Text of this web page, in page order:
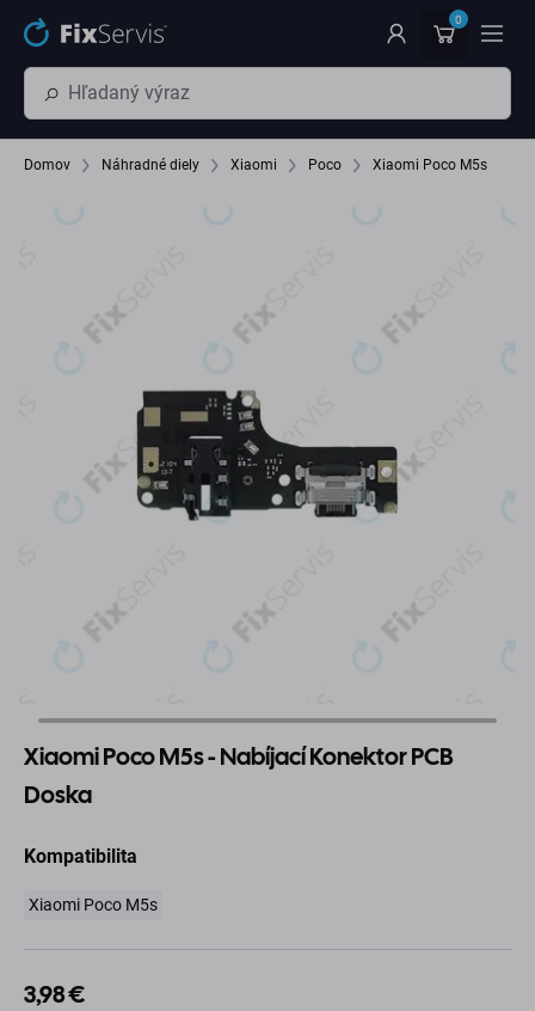
Preskočiť na hlavný obsah 0
Domov Náhradné diely Xiaomi Poco Xiaomi Poco M5s
Xiaomi Poco M5s - Nabíjací Konektor PCB
Doska
Kompatibilita
Xiaomi Poco M5s
3,98 €